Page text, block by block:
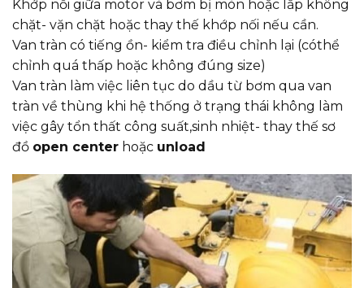
Khớp nối giữa motor và bơm bị mòn hoặc lắp không
chặt- vặn chặt hoặc thay thế khớp nối nếu cần.
Van tràn có tiếng ồn- kiểm tra điều chỉnh lại (cóthể
chỉnh quá thấp hoặc không đúng size)
Van tràn làm việc liên tục do dầu từ bơm qua van
tràn về thùng khi hệ thống ở trạng thái không làm
việc gây tổn thất công suất,sinh nhiệt- thay thế sơ
đồ open center hoặc unload